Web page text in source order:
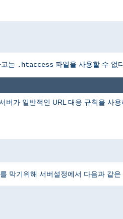
는 .htaccess 파일을 사용할 수 없
가 일반적인 URL 대응 규칙을 사
막기위해 서버설정에서 다음과 같은